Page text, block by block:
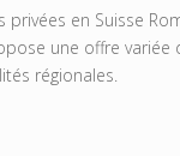
en Suisse
une offre variée
régionales.